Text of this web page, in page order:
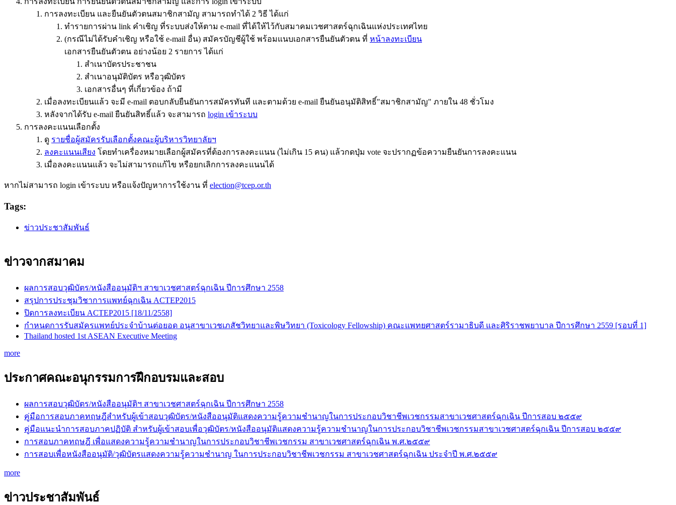
การลงทะเบียน และยืนยันตัวตนสมาชิกสามัญ สามารถทำได้ 2 วิธี ได้แก่
ทำรายการผ่าน link คำเชิญ ที่ระบบส่งให้ตาม e-mail ที่ได้ให้ไว้กับสมาคมเวชศาสตร์ฉุกเฉินแห่งประเทศไทย
(กรณีไม่ได้รับคำเชิญ หรือใช้ e-mail อื่น) สมัครบัญชีผู้ใช้ พร้อมแนบเอกสารยืนยันตัวตน ที่ หน้าลงทะเบียน
เอกสารยืนยันตัวตน อย่างน้อย 2 รายการ ได้แก่
สำเนาบัตรประชาชน
สำเนาอนุมัติบัตร หรือวุฒิบัตร
เอกสารอื่นๆ ที่เกี่ยวข้อง ถ้ามี
เมื่อลงทะเบียนแล้ว จะมี e-mail ตอบกลับยืนยันการสมัครทันที และตามด้วย e-mail ยืนยันอนุมัติสิทธิ์"สมาชิกสามัญ" ภายใน 48 ชั่วโมง
หลังจากได้รับ e-mail ยืนยันสิทธิ์แล้ว จะสามารถ login เข้าระบบ
การลงคะแนนเลือกตั้ง
ดู รายชื่อผู้สมัครรับเลือกตั้งคณะผู้บริหารวิทยาลัยฯ
ลงคะแนนเสียง โดยทำเครื่องหมายเลือกผู้สมัครที่ต้องการลงคะแนน (ไม่เกิน 15 คน) แล้วกดปุ่ม vote จะปรากฏข้อความยืนยันการลงคะแนน
เมื่อลงคะแนนแล้ว จะไม่สามารถแก้ไข หรือยกเลิกการลงคะแนนได้
หากไม่สามารถ login เข้าระบบ หรือแจ้งปัญหาการใช้งาน ที่ election@tcep.or.th
Tags:
ข่าวประชาสัมพันธ์
ข่าวจากสมาคม
ผลการสอบวุฒิบัตร/หนังสืออนุมัติฯ สาขาเวชศาสตร์ฉุกเฉิน ปีการศึกษา 2558
สรุปการประชุมวิชาการแพทย์ฉุกเฉิน ACTEP2015
ปิดการลงทะเบียน ACTEP2015 [18/11/2558]
กำหนดการรับสมัครแพทย์ประจำบ้านต่อยอด อนุสาขาเวชเภสัชวิทยาและพิษวิทยา (Toxicology Fellowship) คณะแพทยศาสตร์รามาธิบดี และศิริราชพยาบาล ปีการศึกษา 2559 [รอบที่ 1]
Thailand hosted 1st ASEAN Executive Meeting
more
ประกาศคณะอนุกรรมการฝึกอบรมและสอบ
ผลการสอบวุฒิบัตร/หนังสืออนุมัติฯ สาขาเวชศาสตร์ฉุกเฉิน ปีการศึกษา 2558
คู่มือการสอบภาคทฤษฎีสำหรับผู้เข้าสอบวุฒิบัตร/หนังสืออนุมัติแสดงความรู้ความชำนาญในการประกอบวิชาชีพเวชกรรมสาขาเวชศาสตร์ฉุกเฉิน ปีการสอบ ๒๕๕๙
คู่มือแนะนำการสอบภาคปฏิบัติ สำหรับผู้เข้าสอบเพื่อวุฒิบัตร/หนังสืออนุมัติแสดงความรู้ความชำนาญในการประกอบวิชาชีพเวชกรรมสาขาเวชศาสตร์ฉุกเฉิน ปีการสอบ ๒๕๕๙
การสอบภาคทฤษฎี เพื่อแสดงความรู้ความชำนาญในการประกอบวิชาชีพเวชกรรม สาขาเวชศาสตร์ฉุกเฉิน พ.ศ.๒๕๕๙
การสอบเพื่อหนังสืออนุมัติ/วุฒิบัตรแสดงความรู้ความชำนาญ ในการประกอบวิชาชีพเวชกรรม สาขาเวชศาสตร์ฉุกเฉิน ประจำปี พ.ศ.๒๕๕๙
more
ข่าวประชาสัมพันธ์